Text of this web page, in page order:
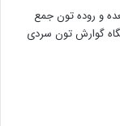
و روده تون جمع
گوارش تون سردی